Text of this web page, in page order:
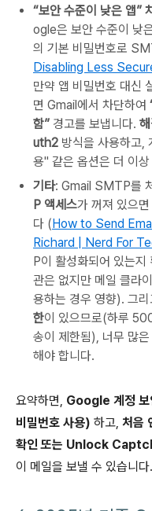
“보안 수준이 낮은 앱”
ogle은 보안 수준이 낮
의 기본 비밀번호로
Disabling Less
만약 앱 비밀번호 대신
면 Gmail에서 차단하여
함” 경고를 보냅니다.
uth2 방식을 사용하고,
용" 같은 옵션은 더 이
기타: Gmail SMTP를
P 액세스가 꺼져 있으
다 ( How to Send
Richard | Nerd For
P이 활성화되어 있는
관은 없지만 메일 클라
용하는 경우 영향). 그
한이 있으므로(하루
송이 제한됨), 너무 많
해야 합니다.
요약하면, Google 계정 보
비밀번호 사용) 하고, 처음
확인 또는 Unlock
이 메일을 보낼 수 있습니다.